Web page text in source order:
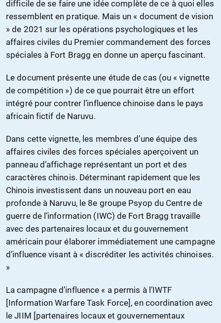
difficile de se faire une idée complète de ce à quoi elles
ressemblent en pratique. Mais un « document de vision
» de 2021 sur les opérations psychologiques et les
affaires civiles du Premier commandement des forces
spéciales à Fort Bragg en donne un aperçu fascinant.
Le document présente une étude de cas (ou « vignette
de compétition ») de ce que pourrait être un effort
intégré pour contrer l’influence chinoise dans le pays
africain fictif de Naruvu.
Dans cette vignette, les membres d’une équipe des
affaires civiles des forces spéciales aperçoivent un
panneau d’affichage représentant un port et des
caractères chinois. Déterminant rapidement que les
Chinois investissent dans un nouveau port en eau
profonde à Naruvu, le 8e groupe Psyop du Centre de
guerre de l’information (IWC) de Fort Bragg travaille
avec des partenaires locaux et du gouvernement
américain pour élaborer immédiatement une campagne
d’influence visant à « discréditer les activités chinoises.
»
La campagne d’influence « a permis à l’IWTF
[Information Warfare Task Force], en coordination avec
le JIIM [partenaires locaux et gouvernementaux